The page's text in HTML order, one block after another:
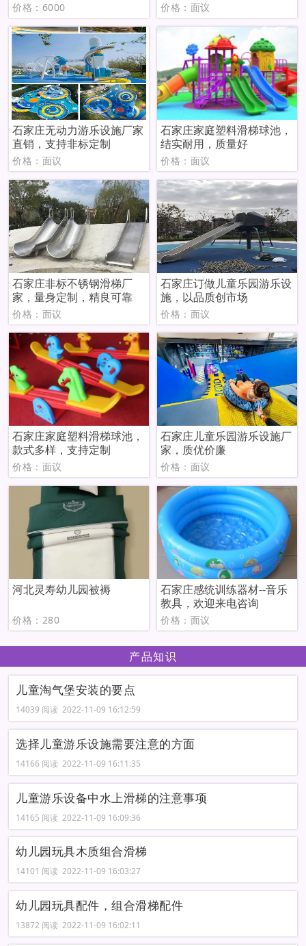
价格：6000 价格：面议
石家庄无动力游乐设施厂家
直销，支持非标定制
价格：面议
石家庄家庭塑料滑梯球池，
结实耐用，质量好
价格：面议
石家庄非标不锈钢滑梯厂
家，量身定制，精良可靠
价格：面议
石家庄订做儿童乐园游乐设
施，以品质创市场
价格：面议
石家庄家庭塑料滑梯球池，
款式多样，支持定制
价格：面议
石家庄儿童乐园游乐设施厂
家，质优价廉
价格：面议
河北灵寿幼儿园被褥
价格：280
石家庄感统训练器材--音乐
教具，欢迎来电咨询
价格：面议
产品知识
儿童淘气堡安装的要点
14039 阅读 2022-11-09 16:12:59
选择儿童游乐设施需要注意的方面
14166 阅读 2022-11-09 16:11:35
儿童游乐设备中水上滑梯的注意事项
14165 阅读 2022-11-09 16:09:36
幼儿园玩具木质组合滑梯
14101 阅读 2022-11-09 16:03:27
幼儿园玩具配件，组合滑梯配件
13872 阅读 2022-11-09 16:02:11